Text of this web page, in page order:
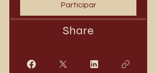
Participar
Share